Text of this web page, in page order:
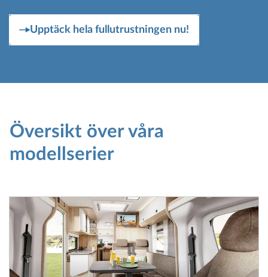
Upptäck hela fullutrustningen nu!
Översikt över våra
modellserier